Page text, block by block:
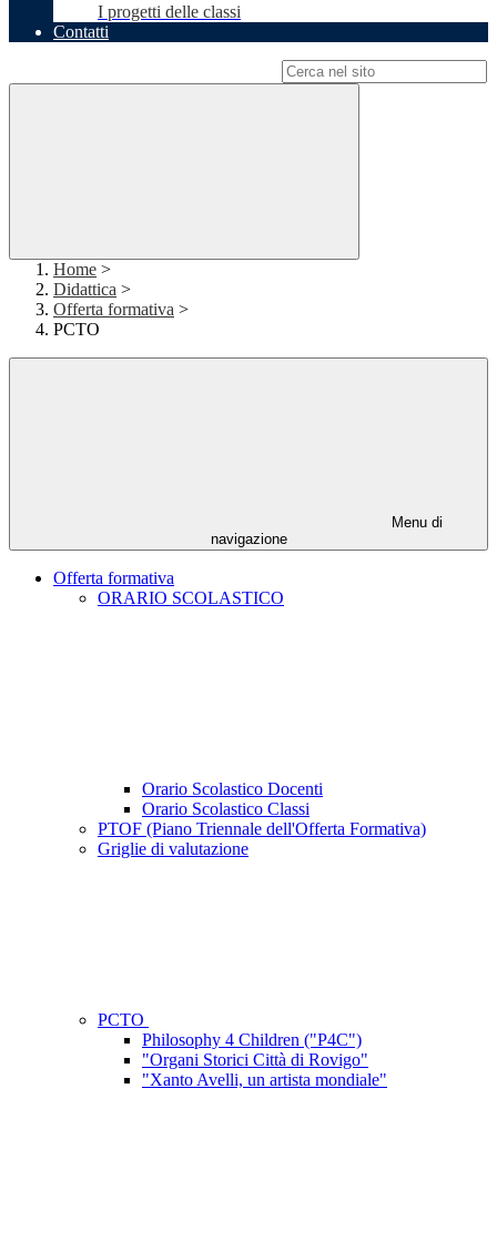
I progetti delle classi
Contatti
Home >
Didattica >
Offerta formativa >
PCTO
Menu di
navigazione
Offerta formativa
ORARIO SCOLASTICO
Orario Scolastico Docenti
Orario Scolastico Classi
PTOF (Piano Triennale dell'Offerta Formativa)
Griglie di valutazione
PCTO
Philosophy 4 Children ("P4C")
"Organi Storici Città di Rovigo"
"Xanto Avelli, un artista mondiale"